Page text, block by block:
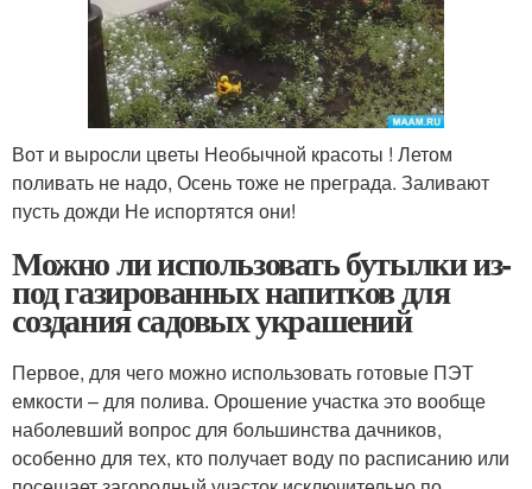
Вот и выросли цветы Необычной красоты ! Летом
поливать не надо, Осень тоже не преграда. Заливают
пусть дожди Не испортятся они!
Можно ли использовать бутылки из-
под газированных напитков для
создания садовых украшений
Первое, для чего можно использовать готовые ПЭТ
емкости – для полива. Орошение участка это вообще
наболевший вопрос для большинства дачников,
особенно для тех, кто получает воду по расписанию или